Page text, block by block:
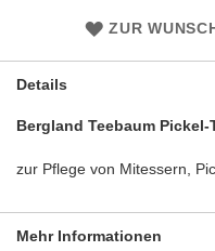
ZUR
Details
Bergland Teebaum
zur Pflege von Mitessern,
Mehr Informationen